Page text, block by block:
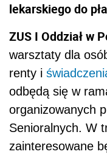
lekarskiego do
ZUS I Oddział w
warsztaty dla
renty i
odbędą się w
organizowanych
Senioralnych. W
zainteresowane